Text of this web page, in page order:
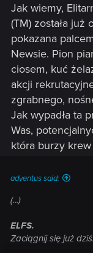
Jak wiemy,
(TM) została już
pokazana
Newsie. Pion
ciosem, kuć
akcji
zgrabnego,
Jak wypadła ta
Was,
która burzy
adventus said:
(...)
ELFS.
Zaciągnij się już